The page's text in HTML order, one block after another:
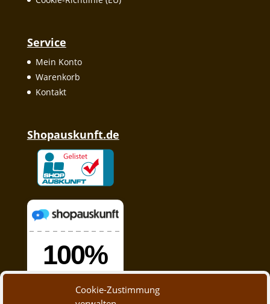
Cookie-Zustimmung
Service
Mein Konto
Warenkorb
Kontakt
Shopauskunft.de